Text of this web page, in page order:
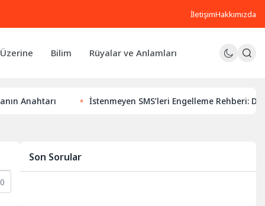
İletişimHakkımızda
Bilim Rüyalar ve Anlamları
İstenmeyen SMS’leri Engelleme Rehberi: Dijital
0
Son Sorular